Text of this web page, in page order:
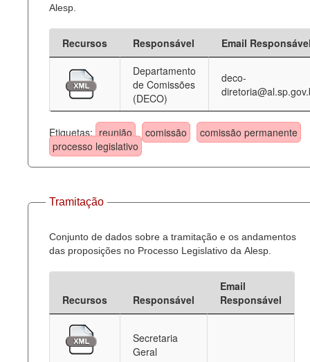
Alesp.
Recursos Responsável
Email
Departamento
de Comissões
(DECO)
deco-
Etiquetas: reunião comissão
comissão permanente
processo legislativo
Tramitação
Conjunto de dados sobre a tramitação e os andamentos
das proposições no Processo Legislativo da Alesp.
Recursos Responsável
Email
Responsável
Secretaria
Geral